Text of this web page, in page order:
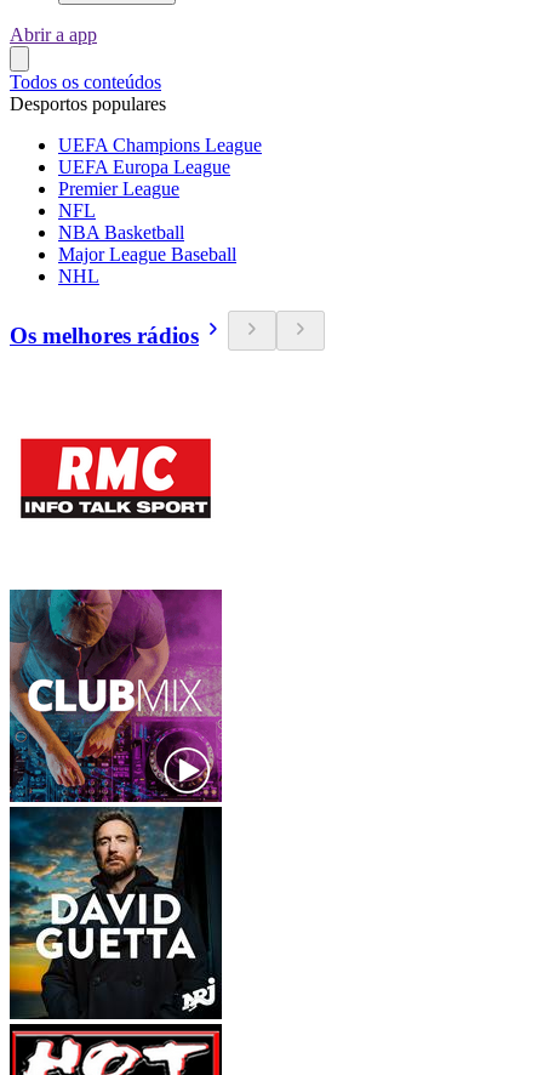
Abrir a app
Todos os conteúdos
Desportos populares
UEFA Champions League
UEFA Europa League
Premier League
NFL
NBA Basketball
Major League Baseball
NHL
Os melhores rádios